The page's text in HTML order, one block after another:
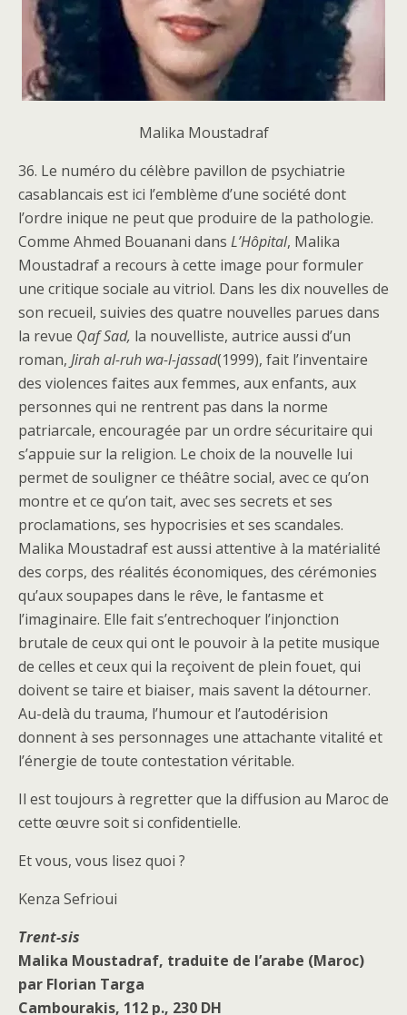
Malika Moustadraf
36. Le numéro du célèbre pavillon de psychiatrie
casablancais est ici l’emblème d’une société dont
l’ordre inique ne peut que produire de la pathologie.
Comme Ahmed Bouanani dans L’Hôpital, Malika
Moustadraf a recours à cette image pour formuler
une critique sociale au vitriol. Dans les dix nouvelles de
son recueil, suivies des quatre nouvelles parues dans
la revue Qaf Sad, la nouvelliste, autrice aussi d’un
roman, Jirah al-ruh wa-l-jassad(1999), fait l’inventaire
des violences faites aux femmes, aux enfants, aux
personnes qui ne rentrent pas dans la norme
patriarcale, encouragée par un ordre sécuritaire qui
s’appuie sur la religion. Le choix de la nouvelle lui
permet de souligner ce théâtre social, avec ce qu’on
montre et ce qu’on tait, avec ses secrets et ses
proclamations, ses hypocrisies et ses scandales.
Malika Moustadraf est aussi attentive à la matérialité
des corps, des réalités économiques, des cérémonies
qu’aux soupapes dans le rêve, le fantasme et
l’imaginaire. Elle fait s’entrechoquer l’injonction
brutale de ceux qui ont le pouvoir à la petite musique
de celles et ceux qui la reçoivent de plein fouet, qui
doivent se taire et biaiser, mais savent la détourner.
Au-delà du trauma, l’humour et l’autodérision
donnent à ses personnages une attachante vitalité et
l’énergie de toute contestation véritable.
Il est toujours à regretter que la diffusion au Maroc de
cette œuvre soit si confidentielle.
Et vous, vous lisez quoi ?
Kenza Sefrioui
Trent-sis
Malika Moustadraf, traduite de l’arabe (Maroc)
par Florian Targa
Cambourakis, 112 p., 230 DH